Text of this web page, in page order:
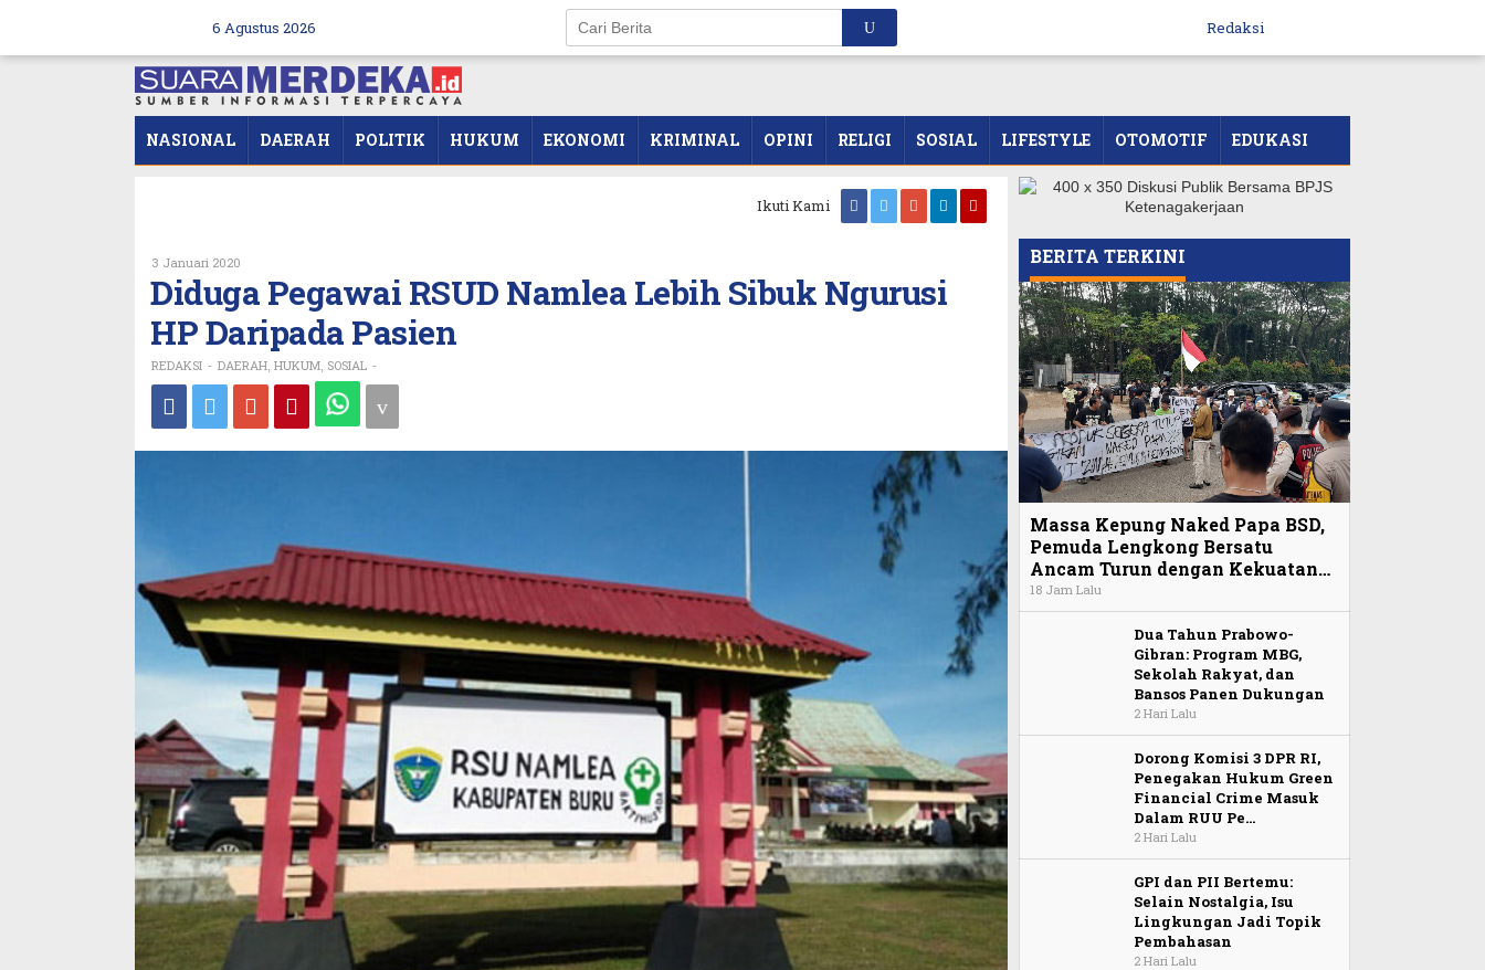
6 Agustus 2026 Redaksi
NASIONAL DAERAH POLITIK HUKUM EKONOMI KRIMINAL OPINI RELIGI SOSIAL LIFESTYLE OTOMOTIF EDUKASI
Ikuti Kami
3 Januari 2020
Diduga Pegawai RSUD Namlea Lebih Sibuk Ngurusi
HP Daripada Pasien
REDAKSI - DAERAH HUKUM SOSIAL -
BERITA TERKINI
Massa Kepung Naked Papa BSD,
Pemuda Lengkong Bersatu
Ancam Turun dengan Kekuatan…
18 Jam Lalu
Dua Tahun Prabowo-
Gibran: Program MBG,
Sekolah Rakyat, dan
Bansos Panen Dukungan
2 Hari Lalu
Dorong Komisi 3 DPR RI,
Penegakan Hukum Green
Financial Crime Masuk
Dalam RUU Pe…
2 Hari Lalu
GPI dan PII Bertemu:
Selain Nostalgia, Isu
Lingkungan Jadi Topik
Pembahasan
2 Hari Lalu